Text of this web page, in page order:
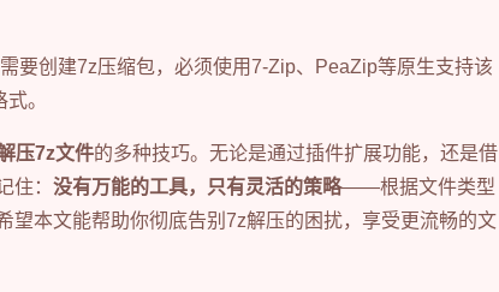
要创建7z压缩包，必须使用7-Zip、PeaZip等原生支持该
。
压7z文件的多种技巧。无论是通过插件扩展功能，还是借
住： 没有万能的工具，只有灵活的策略——根据文件类型
望本文能帮助你彻底告别7z解压的困扰，享受更流畅的文